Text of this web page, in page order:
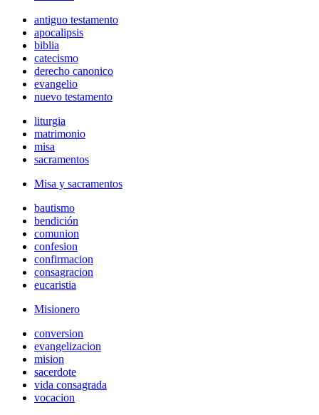
antiguo testamento
apocalipsis
biblia
catecismo
derecho canonico
evangelio
nuevo testamento
liturgia
matrimonio
misa
sacramentos
Misa y sacramentos
bautismo
bendición
comunion
confesion
confirmacion
consagracion
eucaristia
Misionero
conversion
evangelizacion
mision
sacerdote
vida consagrada
vocacion